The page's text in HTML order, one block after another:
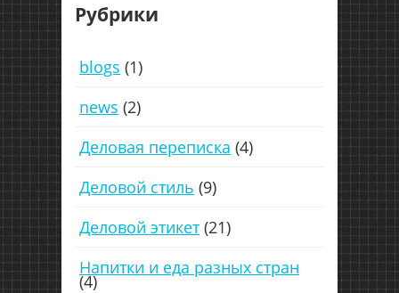
Рубрики
blogs (1)
news (2)
Деловая переписка (4)
Деловой стиль (9)
Деловой этикет (21)
Напитки и еда разных стран
(4)